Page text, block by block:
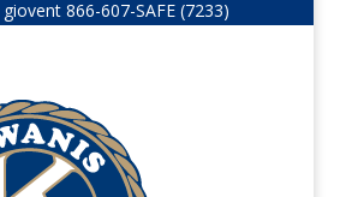
866-607-SAFE (7233)